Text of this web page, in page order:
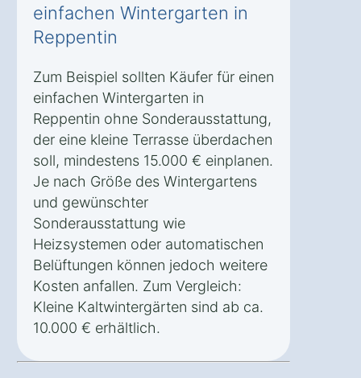
einfachen Wintergarten in
Reppentin
Zum Beispiel sollten Käufer für einen
einfachen Wintergarten in
Reppentin ohne Sonderausstattung,
der eine kleine Terrasse überdachen
soll, mindestens 15.000 € einplanen.
Je nach Größe des Wintergartens
und gewünschter
Sonderausstattung wie
Heizsystemen oder automatischen
Belüftungen können jedoch weitere
Kosten anfallen. Zum Vergleich:
Kleine Kaltwintergärten sind ab ca.
10.000 € erhältlich.